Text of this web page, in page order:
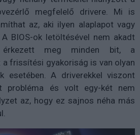
megfelelő drivere. Mi is
az, aki ilyen alaplapot vagy
BIOS-ok letöltésével nem akadt
érkezett meg minden bit, a
frissítési gyakoriság is van olyan
esetében. A driverekkel viszont
probléma és volt egy-két nem
az, hogy ez sajnos néha más